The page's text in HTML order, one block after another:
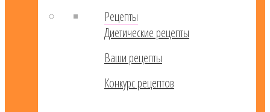
Рецепты
Диетические рецепты
Ваши рецепты
Конкурс рецептов